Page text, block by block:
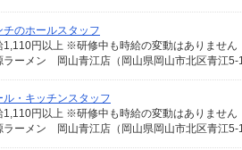
チのホールスタッフ
1,110円以上 ※研修中も時給の変動はありません
ラーメン 岡山青江店（岡山県岡山市北区青江
ル・キッチンスタッフ
1,110円以上 ※研修中も時給の変動はありません
ラーメン 岡山青江店（岡山県岡山市北区青江